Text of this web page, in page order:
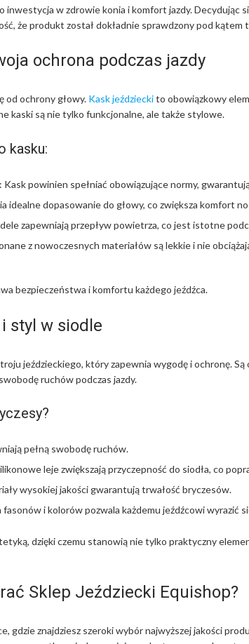
inwestycja w zdrowie konia i komfort jazdy. Decydując
że produkt został dokładnie sprawdzony pod kątem
ochrona podczas jazdy
od ochrony głowy. Kask jeździeckito obowiązkowy
kaski są nie tylko funkcjonalne, ale także stylowe.
kasku:
: Kask powinien spełniać obowiązujące normy,
idealne dopasowanie do głowy, co zwiększa komfort
zapewniają przepływ powietrza, co jest istotne
z nowoczesnych materiałów są lekkie i nie
bezpieczeństwa i komfortu każdego jeźdźca.
styl w siodle
jeździeckiego, który zapewnia wygodę i ochronę.
ruchów podczas jazdy.
pełną swobodę ruchów.
leje zwiększają przyczepność do siodła, co
wysokiej jakości gwarantują trwałość bryczesów.
fasonów i kolorów pozwala każdemu jeźdźcowi wyrazić
dzięki czemu stanowią nie tylko praktyczny
Sklep Jeździecki Equishop?
gdzie znajdziesz szeroki wybór najwyższej jakości